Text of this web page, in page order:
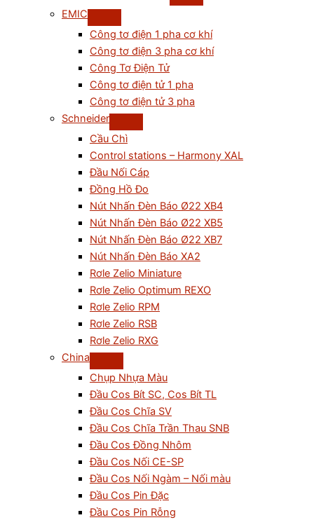
EMIC
Công tơ điện 1 pha cơ khí
Công tơ điện 3 pha cơ khí
Công Tơ Điện Tử
Công tơ điện tử 1 pha
Công tơ điện tử 3 pha
Schneider
Cầu Chì
Control stations – Harmony XAL
Đầu Nối Cáp
Đồng Hồ Đo
Nút Nhấn Đèn Báo Ø22 XB4
Nút Nhấn Đèn Báo Ø22 XB5
Nút Nhấn Đèn Báo Ø22 XB7
Nút Nhấn Đèn Báo XA2
Rơle Zelio Miniature
Rơle Zelio Optimum REXO
Rơle Zelio RPM
Rơle Zelio RSB
Rơle Zelio RXG
China
Chụp Nhựa Màu
Đầu Cos Bít SC, Cos Bít TL
Đầu Cos Chĩa SV
Đầu Cos Chĩa Trần Thau SNB
Đầu Cos Đồng Nhôm
Đầu Cos Nối CE-SP
Đầu Cos Nối Ngàm – Nối màu
Đầu Cos Pin Đặc
Đầu Cos Pin Rỗng